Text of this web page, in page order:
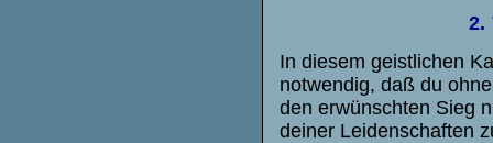
2.
In diesem geistlichen
notwendig, daß du
den erwünschten Sieg
deiner Leidenschaften